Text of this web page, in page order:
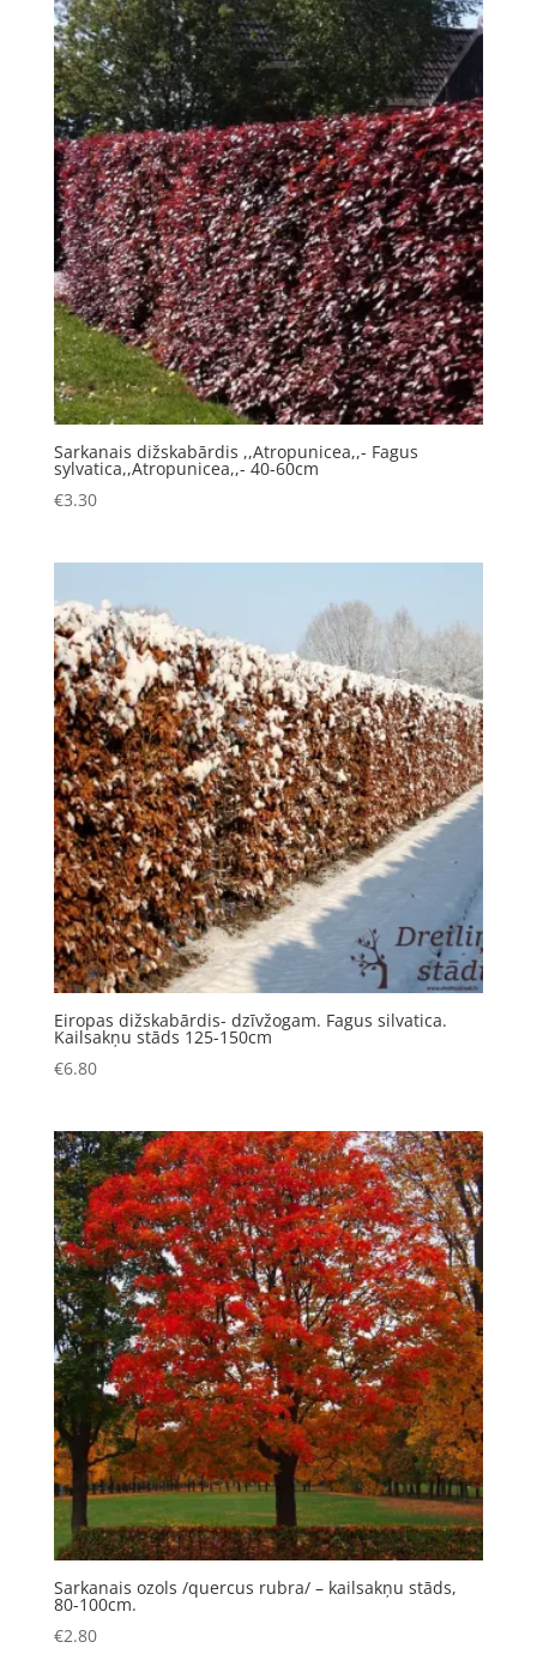
Sarkanais dižskabārdis ,,Atropunicea,,- Fagus
sylvatica,,Atropunicea,,- 40-60cm
€3.30
Eiropas dižskabārdis- dzīvžogam. Fagus silvatica.
Kailsakņu stāds 125-150cm
€6.80
Sarkanais ozols /quercus rubra/ – kailsakņu stāds,
80-100cm.
€2.80